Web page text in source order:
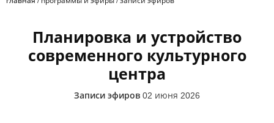
Планировка и устройство
современного культурного
центра
Записи эфиров 02 июня 2026